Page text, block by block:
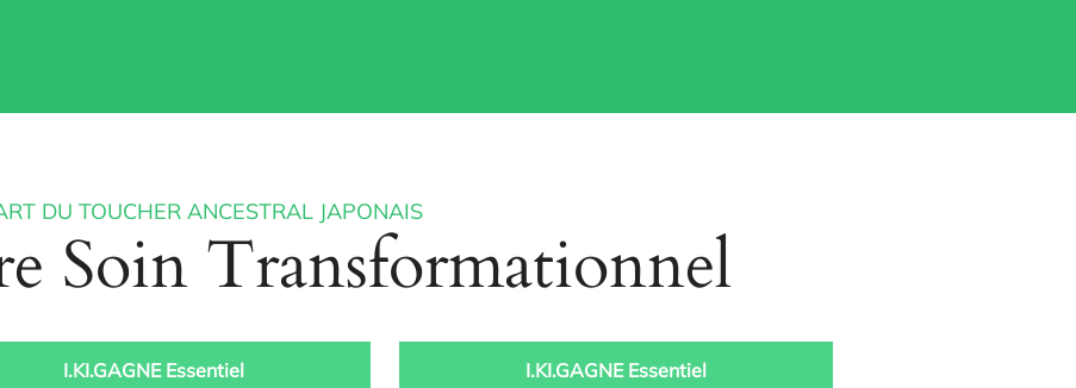
DU TOUCHER ANCESTRAL JAPONAIS
Soin Transformationnel
I.KI.GAGNE Essentiel I.KI.GAGNE Essentiel